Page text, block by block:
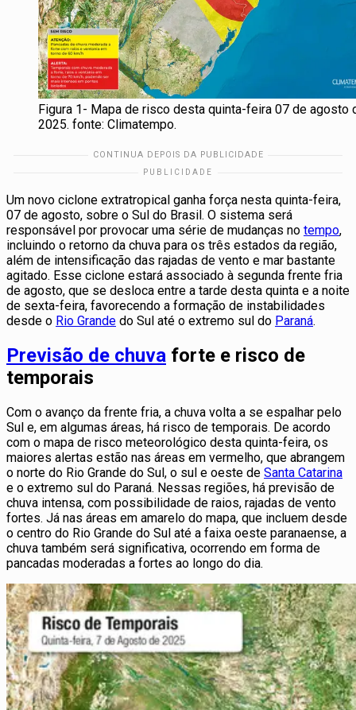
Figura 1- Mapa de risco desta quinta-feira 07 de agosto
2025. fonte: Climatempo.
Um novo ciclone extratropical ganha força nesta quinta-feira,
07 de agosto, sobre o Sul do Brasil. O sistema será
responsável por provocar uma série de mudanças no tempo,
incluindo o retorno da chuva para os três estados da região,
além de intensificação das rajadas de vento e mar bastante
agitado. Esse ciclone estará associado à segunda frente fria
de agosto, que se desloca entre a tarde desta quinta e a noite
de sexta-feira, favorecendo a formação de instabilidades
desde o Rio Grande do Sul até o extremo sul do Paraná.
Previsão de chuva forte e risco de
temporais
Com o avanço da frente fria, a chuva volta a se espalhar pelo
Sul e, em algumas áreas, há risco de temporais. De acordo
com o mapa de risco meteorológico desta quinta-feira, os
maiores alertas estão nas áreas em vermelho, que abrangem
o norte do Rio Grande do Sul, o sul e oeste de Santa Catarina
e o extremo sul do Paraná. Nessas regiões, há previsão de
chuva intensa, com possibilidade de raios, rajadas de vento
fortes. Já nas áreas em amarelo do mapa, que incluem desde
o centro do Rio Grande do Sul até a faixa oeste paranaense, a
chuva também será significativa, ocorrendo em forma de
pancadas moderadas a fortes ao longo do dia.